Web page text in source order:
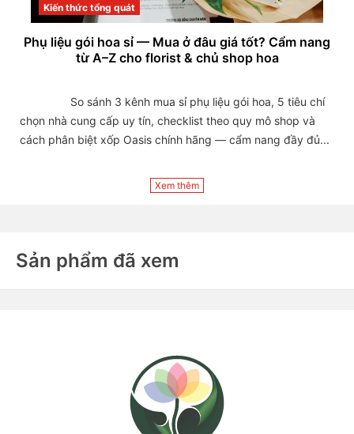
Kiến thức tổng quát
Phụ liệu gói hoa sỉ — Mua ở đâu giá tốt? Cẩm nang
từ A–Z cho florist & chủ shop hoa
chọn nhà cung cấp uy tín, checklist theo quy mô shop và
cách phân biệt xốp Oasis chính hãng — cẩm nang đầy đủ...
Xem thêm
Sản phẩm đã xem